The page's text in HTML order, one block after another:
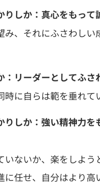
しか：真心をもっ
み、それにふさわし
：リーダーとしてふ
に自らは範を垂れて
りしか：強い精神力
いないか、楽をしよ
任せ、自分はより高